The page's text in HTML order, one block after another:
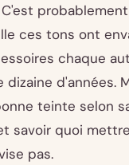
ces tons ont
chaque
dizaine d'années.
teinte selon
savoir quoi
pas.